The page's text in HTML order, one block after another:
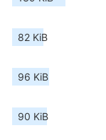
82 KiB
96 KiB
90 KiB